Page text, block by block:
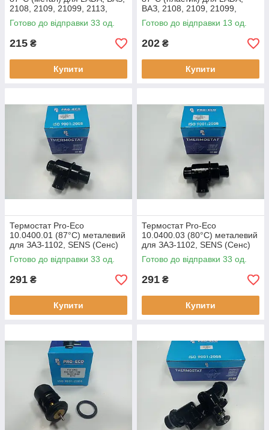
2108, 2109, 21099, 2113,
2114, 2115, оригінальні
номери: 2108-1306010-11,
Готово до відправки 33 од.
215 ₴
Купити
ВАЗ, 2108, 2109, 21099,
2113, 2114, 2115, оригінальні
номери: 2108-1306010-11,
Готово до відправки 13 од.
202 ₴
Купити
Термостат Pro-Eco
10.0400.01 (87°C) металевий
для ЗАЗ-1102, SENS (Сенс)
оригінальні номери: 1102-
1306010
Готово до відправки 33 од.
291 ₴
Купити
Термостат Pro-Eco
10.0400.03 (80°C) металевий
для ЗАЗ-1102, SENS (Сенс)
оригінальні номери: 1102-
1306010
Готово до відправки 33 од.
291 ₴
Купити